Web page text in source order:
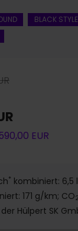
BLACK
EUR
* kombiniert: 6,5
171 g/km; CO2
Hülpert SK